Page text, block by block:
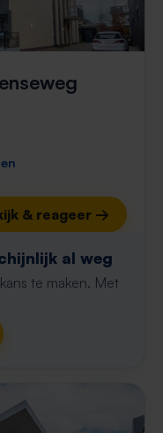
& reageer →
al weg
te maken. Met